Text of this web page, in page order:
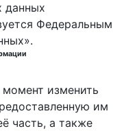
данных
Федеральным
изменить
им
часть, а также